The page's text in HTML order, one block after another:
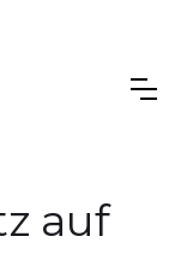
auf